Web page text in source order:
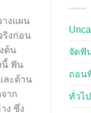
จัดฟั
ถอน
ทั่วไป